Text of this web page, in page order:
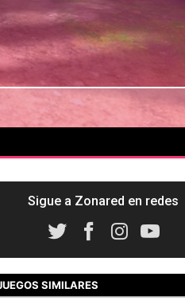
Sigue a Zonared en redes
SIMILARES